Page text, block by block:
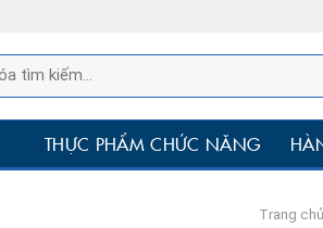
THỰC PHẨM CHỨC NĂNG
Trang chủ